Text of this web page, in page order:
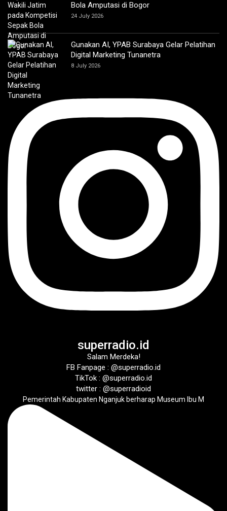
Bola Amputasi di Bogor
24 July 2026
Gunakan AI, YPAB Surabaya Gelar Pelatihan
Digital Marketing Tunanetra
8 July 2026
superradio.id
Salam Merdeka!
FB Fanpage : @superradio.id
TikTok : @superradio.id
twitter : @superradioid
Pemerintah Kabupaten Nganjuk berharap Museum Ibu M